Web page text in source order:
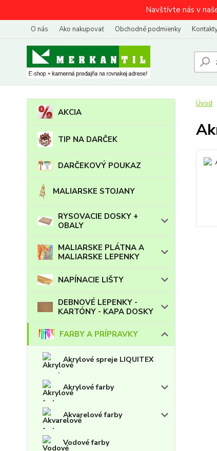
Navštívte nás v
O nás Ako nakupovať Obchodné podmienky
AKCIA
TIP NA DARČEK
DARČEKOVÝ POUKAZ
MALIARSKE STOJANY
RYSOVACIE DOSKY +
OBALY
MALIARSKE PLÁTNA A
MALIARSKE LEPENKY
NAPÍNACIE LIŠTY
DEBNOVÉ LEPENKY -
KARTÓNY - KAPA DOSKY
FARBY A PRÍPRAVKY
Akrylové spreje LIQUITEX
Akrylové farby
Akvarelové farby
Vodové farby
Úvod